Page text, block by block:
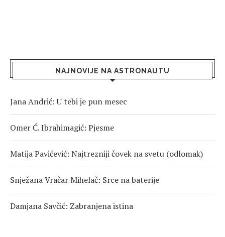
NAJNOVIJE NA ASTRONAUTU
Jana Andrić: U tebi je pun mesec
Omer Ć. Ibrahimagić: Pjesme
Matija Pavićević: Najtrezniji čovek na svetu (odlomak)
Snježana Vračar Mihelač: Srce na baterije
Damjana Savčić: Zabranjena istina